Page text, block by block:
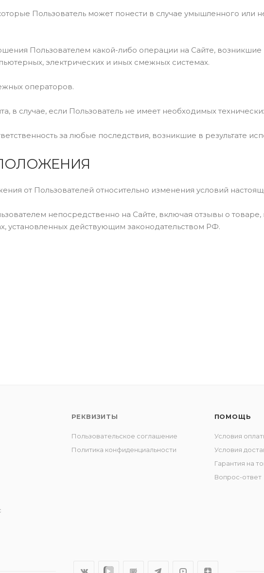
Пользователь может понести в случае умышленного
Пользователем какой-либо операции на Сайте,
электрических и иных смежных системах.
операторов.
в случае, если Пользователь не имеет необходимых
за любые последствия, возникшие в результате
от Пользователей относительно изменения условий
непосредственно на Сайте, включая отзывы о
установленных действующим законодательством РФ.
РЕКВИЗИТЫ
Пользовательское соглашение
Политика конфиденциальности
ПОМОЩЬ
Условия
Условия
Гарантия на
Вопрос-ответ